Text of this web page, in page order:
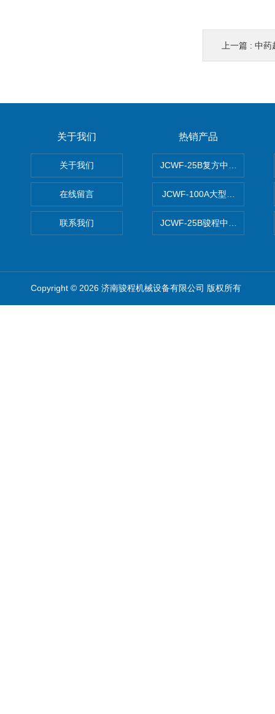
上一篇 : 中药
关于我们
关于我们
在线留言
联系我们
热销产品
JCWF-25B复方中药材超微粉
JCWF-100A大型中药材超微
JCWF-25B骏程中草药超细粉
Copyright © 2026 济南骏程机械设备有限公司 版权所有